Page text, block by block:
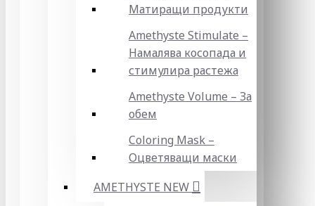
Матиращи продукти
Amethyste Stimulate –
Намалява косопада и
стимулира растежа
Amethyste Volume – За
обем
Coloring Mask –
Оцветяващи маски
AMETHYSTE NEW